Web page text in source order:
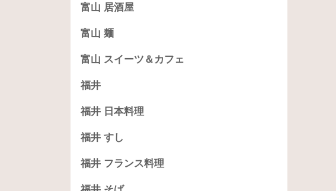
富山 居酒屋
富山 麺
富山 スイーツ＆カフェ
福井
福井 日本料理
福井 すし
福井 フランス料理